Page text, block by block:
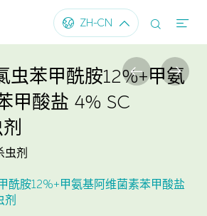
 ZH-CN   
虫苯甲酰胺12%+甲氨
甲酸盐 4% SC
虫剂
酰胺12%+甲氨基阿维菌素苯甲酸盐
剂
 